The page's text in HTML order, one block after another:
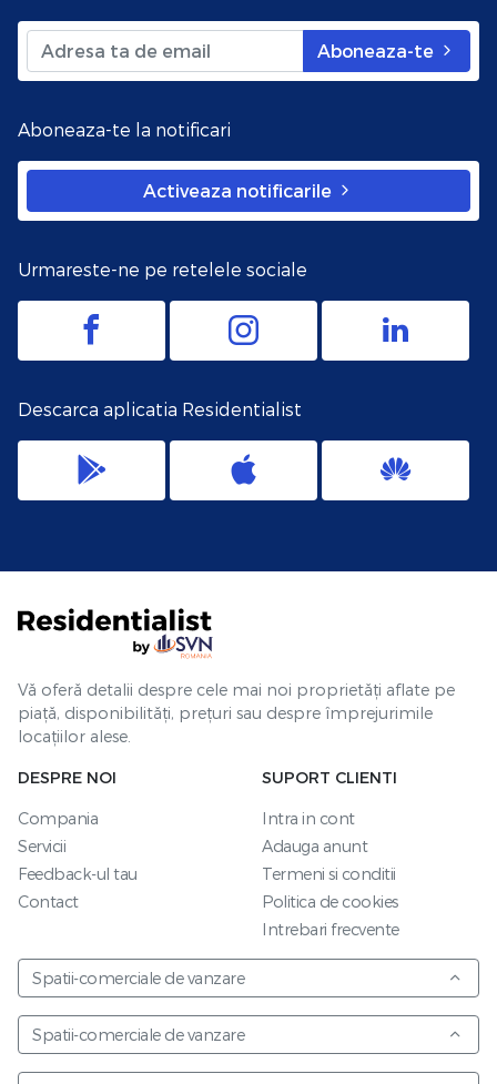
Aboneaza-te
Aboneaza-te la notificari
Activeaza notificarile
Urmareste-ne pe retelele sociale
Descarca aplicatia Residentialist
Vă oferă detalii despre cele mai noi proprietăți aflate pe
piață, disponibilități, prețuri sau despre împrejurimile
locațiilor alese.
DESPRE NOI
Compania
Servicii
Feedback-ul tau
Contact
SUPORT CLIENTI
Intra in cont
Adauga anunt
Termeni si conditii
Politica de cookies
Intrebari frecvente
Spatii-comerciale de vanzare
Spatii-comerciale de vanzare